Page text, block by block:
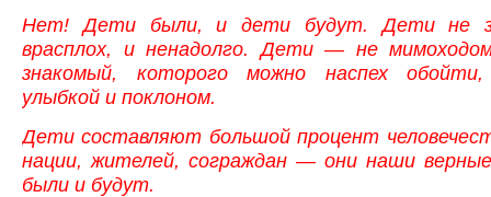
Нет! Дети были, и дети будут. Дети не
врасплох, и ненадолго. Дети — не
знакомый, которого можно наспех обойти,
улыбкой и поклоном.
Дети составляют большой процент
нации, жителей, сограждан — они наши
были и будут.